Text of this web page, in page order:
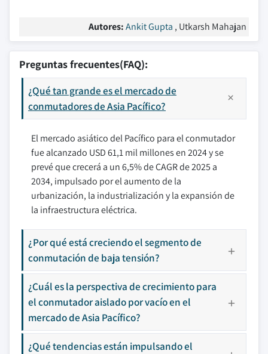
Autores:Ankit Gupta , Utkarsh Mahajan
Preguntas frecuentes(FAQ):
¿Qué tan grande es el mercado de
conmutadores de Asia Pacífico?
El mercado asiático del Pacífico para el conmutador
fue alcanzado USD 61,1 mil millones en 2024 y se
prevé que crecerá a un 6,5% de CAGR de 2025 a
2034, impulsado por el aumento de la
urbanización, la industrialización y la expansión de
la infraestructura eléctrica.
¿Por qué está creciendo el segmento de
conmutación de baja tensión?
¿Cuál es la perspectiva de crecimiento para
el conmutador aislado por vacío en el
mercado de Asia Pacífico?
¿Qué tendencias están impulsando el